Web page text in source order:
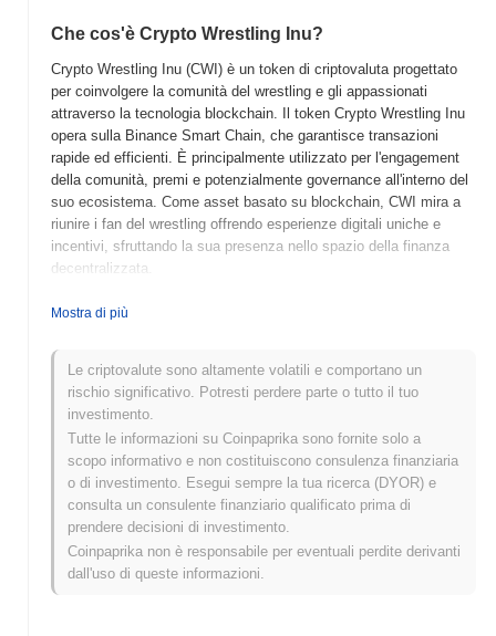
Che cos'è Crypto Wrestling Inu?
Crypto Wrestling Inu (CWI) è un token di criptovaluta progettato
per coinvolgere la comunità del wrestling e gli appassionati
attraverso la tecnologia blockchain. Il token Crypto Wrestling Inu
opera sulla Binance Smart Chain, che garantisce transazioni
rapide ed efficienti. È principalmente utilizzato per l'engagement
della comunità, premi e potenzialmente governance all'interno del
suo ecosistema. Come asset basato su blockchain, CWI mira a
riunire i fan del wrestling offrendo esperienze digitali uniche e
incentivi, sfruttando la sua presenza nello spazio della finanza
decentralizzata.
Quando e come è iniziato Crypto Wrestling Inu?
progetto unico che combina i mondi della criptovaluta e
dell'intrattenimento del wrestling. È stato sviluppato da un team di
appassionati di criptovalute anonimi che miravano a creare un
token guidato dalla comunità con un tema giocoso. Il progetto ha
guadagnato iniziale trazione attraverso la sua quotazione su
exchange decentralizzati, sfruttando la popolarità delle meme
coin. Lo sviluppo iniziale è stato plasmato dal coinvolgimento
della comunità e da eventi promozionali, che hanno contribuito ad
aumentare la sua visibilità nello spazio crypto.
Cosa ci aspetta per Crypto Wrestling Inu?
Mostra di più
Le criptovalute sono altamente volatili e comportano un
rischio significativo. Potresti perdere parte o tutto il tuo
investimento.
Tutte le informazioni su Coinpaprika sono fornite solo a
scopo informativo e non costituiscono consulenza finanziaria
o di investimento. Esegui sempre la tua ricerca (DYOR) e
consulta un consulente finanziario qualificato prima di
prendere decisioni di investimento.
Coinpaprika non è responsabile per eventuali perdite derivanti
dall'uso di queste informazioni.